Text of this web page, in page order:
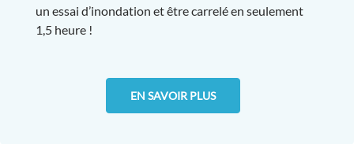
un essai d’inondation et être carrelé en seulement
1,5 heure !
EN SAVOIR PLUS